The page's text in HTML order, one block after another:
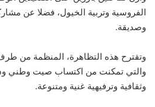
الفروسية وتربية الخيول، فضلا عن
وصديقة.
وتقترح هذه التظاهرة، المنظمة من
والتي تمكنت من اكتساب صيت وطني
وثقافية وترفيهية غنية ومتنوعة.